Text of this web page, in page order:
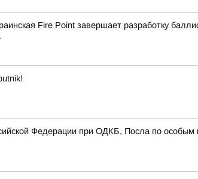
Fire Point завершает разработку
Федерации при ОДКБ, Посла по